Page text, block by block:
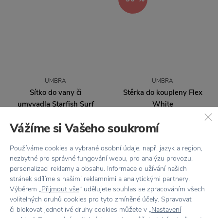
UMBRA
Sítko do vany či
umyvadla Starfish Surf
145 Kč
UMBRA
Stěrka do koupleny Flex
White
485 Kč
−35 %
Vážíme si Vašeho soukromí
Používáme cookies a vybrané osobní údaje, např. jazyk a region,
nezbytné pro správné fungování webu, pro analýzu provozu,
personalizaci reklamy a obsahu. Informace o užívání našich
stránek sdílíme s našimi reklamními a analytickými partnery.
Výběrem „Přijmout vše“ udělujete souhlas se zpracováním všech
volitelných druhů cookies pro tyto zmíněné účely. Spravovat
či blokovat jednotlivé druhy cookies můžete v „Nastavení